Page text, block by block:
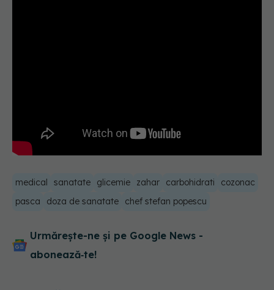
medical sanatate glicemie zahar carbohidrati
cozonac
pasca
doza de sanatate chef stefan popescu
Urmărește-ne și pe Google News -
abonează‑te!